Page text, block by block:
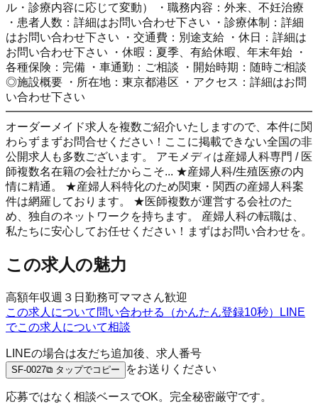
ル・診療内容に応じて変動） ・職務内容：外来、不妊治療
・患者人数：詳細はお問い合わせ下さい ・診療体制：詳細
はお問い合わせ下さい ・交通費：別途支給 ・休日：詳細は
お問い合わせ下さい ・休暇：夏季、有給休暇、年末年始 ・
各種保険：完備 ・車通勤：ご相談 ・開始時期：随時ご相談
◎施設概要 ・所在地：東京都港区 ・アクセス：詳細はお問
い合わせ下さい
━━━━━━━━━━━━━━━━━━━━━━━━━━━
オーダーメイド求人を複数ご紹介いたしますので、本件に関
わらずまずお問合せください！ここに掲載できない全国の非
公開求人も多数ございます。 アモメディは産婦人科専門 / 医
師複数名在籍の会社だからこそ... ★産婦人科/生殖医療の内
情に精通。 ★産婦人科特化のため関東・関西の産婦人科案
件は網羅しております。 ★医師複数が運営する会社のた
め、独自のネットワークを持ちます。 産婦人科の転職は、
私たちに安心してお任せください！まずはお問い合わせを。
この求人の魅力
高額年収週３日勤務可ママさん歓迎
この求人について問い合わせる（かんたん登録10秒）
LINE
でこの求人について相談
LINEの場合は友だち追加後、求人番号
SF-0027⧉ タップでコピー をお送りください
応募ではなく相談ベースでOK。完全秘密厳守です。